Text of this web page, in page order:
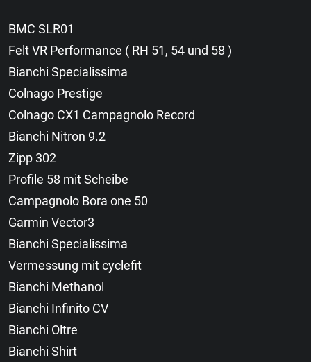
BMC SLR01
Felt VR Performance ( RH 51, 54 und 58 )
Bianchi Specialissima
Colnago Prestige
Colnago CX1 Campagnolo Record
Bianchi Nitron 9.2
Zipp 302
Profile 58 mit Scheibe
Campagnolo Bora one 50
Garmin Vector3
Bianchi Specialissima
Vermessung mit cyclefit
Bianchi Methanol
Bianchi Infinito CV
Bianchi Oltre
Bianchi Shirt